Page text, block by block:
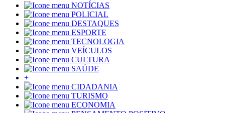
NOTÍCIAS
POLICIAL
DESTAQUES
ESPORTE
TECNOLOGIA
VEÍCULOS
CULTURA
SAÚDE
+
CIDADANIA
TURISMO
ECONOMIA